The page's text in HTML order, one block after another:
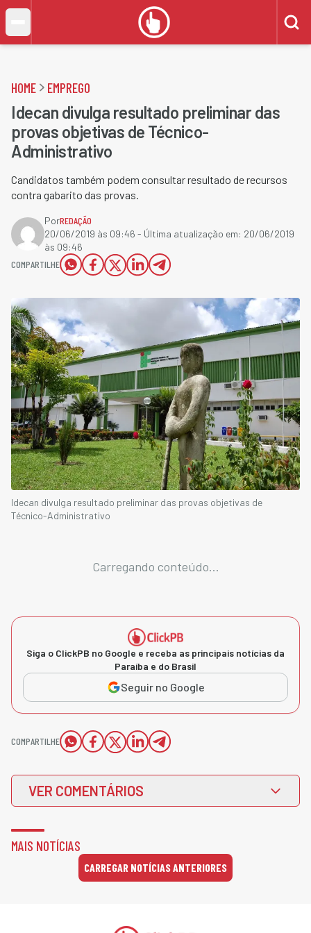
HOME EMPREGO
Idecan divulga resultado preliminar das
provas objetivas de Técnico-
Administrativo
Candidatos também podem consultar resultado de recursos
contra gabarito das provas.
PorREDAÇÃO
20/06/2019 às 09:46 - Última atualização em: 20/06/2019
às 09:46
COMPARTILHE
Idecan divulga resultado preliminar das provas objetivas de
Técnico-Administrativo
Carregando conteúdo...
Siga o ClickPB no Google e receba as principais notícias da
Paraíba e do Brasil
Seguir no Google
COMPARTILHE
VER COMENTÁRIOS
MAIS NOTÍCIAS
CARREGAR NOTÍCIAS ANTERIORES